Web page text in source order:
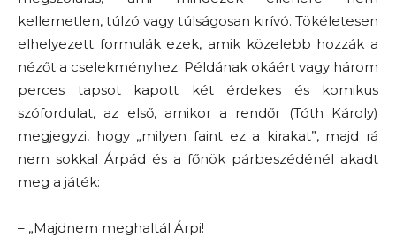
kellemetlen, túlzó vagy túlságosan kirívó. Tökéletesen
elhelyezett formulák ezek, amik közelebb hozzák a
nézőt a cselekményhez. Példának okáért vagy három
perces tapsot kapott két érdekes és komikus
szófordulat, az első, amikor a rendőr (Tóth Károly)
megjegyzi, hogy „milyen faint ez a kirakat”, majd rá
nem sokkal Árpád és a főnök párbeszédénél akadt
meg a játék:
– „Majdnem meghaltál Árpi!